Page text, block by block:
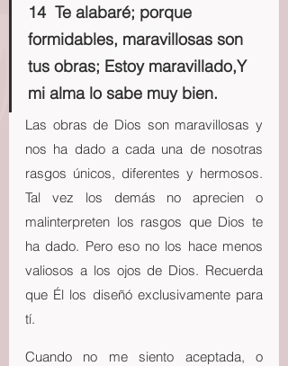
14  Te alabaré; porque
formidables, maravillosas son
tus obras; Estoy maravillado,Y
mi alma lo sabe muy bien.
Las obras de Dios son maravillosas y
nos ha dado a cada una de nosotras
rasgos únicos, diferentes y hermosos.
Tal vez los demás no aprecien o
malinterpreten los rasgos que Dios te
ha dado. Pero eso no los hace menos
valiosos a los ojos de Dios. Recuerda
que Él los diseñó exclusivamente para
tí.
Cuando no me siento aceptada, o